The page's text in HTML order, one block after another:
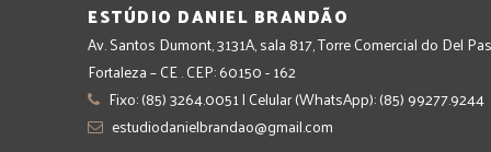
ESTÚDIO DANIEL BRANDÃO
Av. Santos Dumont, 3131A, sala 817, Torre Comercial do Del
Fortaleza – CE . CEP: 60150 - 162
Fixo: (85) 3264.0051 | Celular (WhatsApp): (85) 99277.9244
estudiodanielbrandao@gmail.com